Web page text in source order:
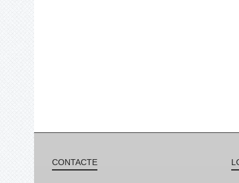
CONTACTE